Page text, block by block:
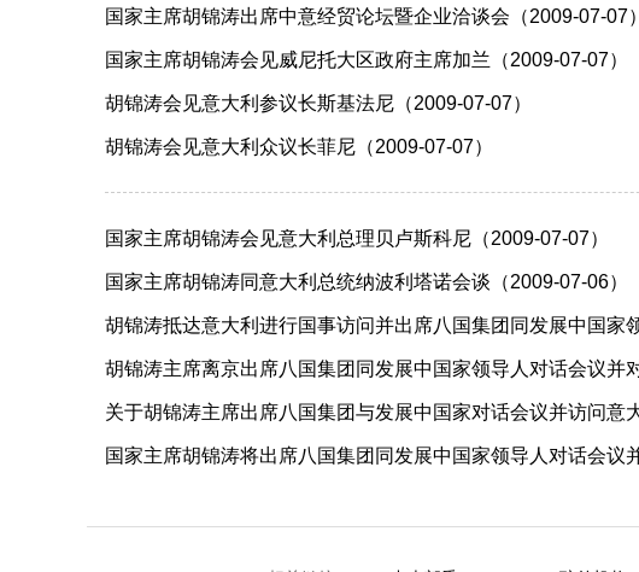
国家主席胡锦涛出席中意经贸论坛暨企业洽谈会（2009-07-07）
国家主席胡锦涛会见威尼托大区政府主席加兰（2009-07-07）
胡锦涛会见意大利参议长斯基法尼（2009-07-07）
胡锦涛会见意大利众议长菲尼（2009-07-07）
国家主席胡锦涛会见意大利总理贝卢斯科尼（2009-07-07）
国家主席胡锦涛同意大利总统纳波利塔诺会谈（2009-07-06）
胡锦涛抵达意大利进行国事访问并出席八国集团同发展中国家
胡锦涛主席离京出席八国集团同发展中国家领导人对话会议并
关于胡锦涛主席出席八国集团与发展中国家对话会议并访问意
国家主席胡锦涛将出席八国集团同发展中国家领导人对话会议